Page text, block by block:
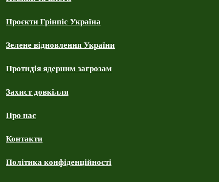
Проєкти Грінпіс Україна
Зелене відновлення України
Протидія ядерним загрозам
Захист довкілля
Про нас
Контакти
Політика конфіденційності